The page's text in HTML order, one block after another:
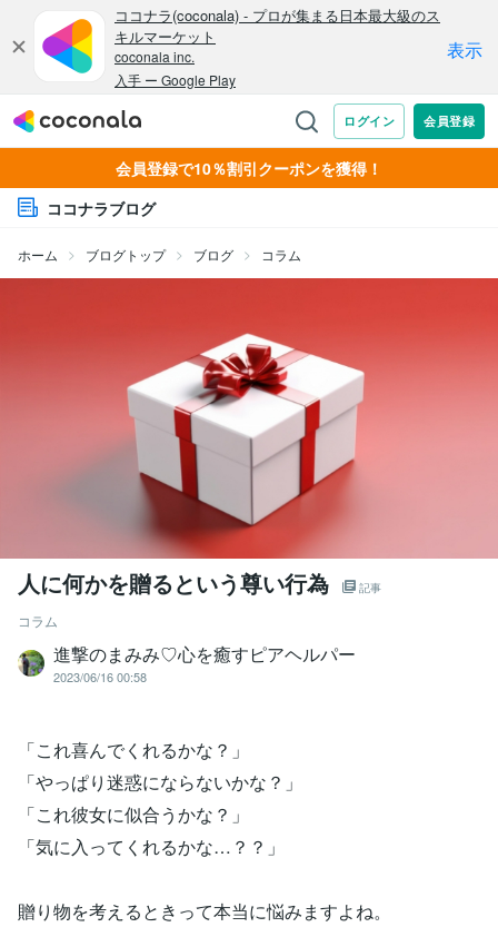
会員登録で10％割引クーポンを獲得！
ココナラブログ
ホーム ブログトップ ブログ コラム
人に何かを贈るという尊い行為 記事
コラム
進撃のまみみ♡心を癒すピアヘルパー
2023/06/16 00:58
「これ喜んでくれるかな？」
「やっぱり迷惑にならないかな？」
「これ彼女に似合うかな？」
「気に入ってくれるかな…？？」
贈り物を考えるときって本当に悩みますよね。